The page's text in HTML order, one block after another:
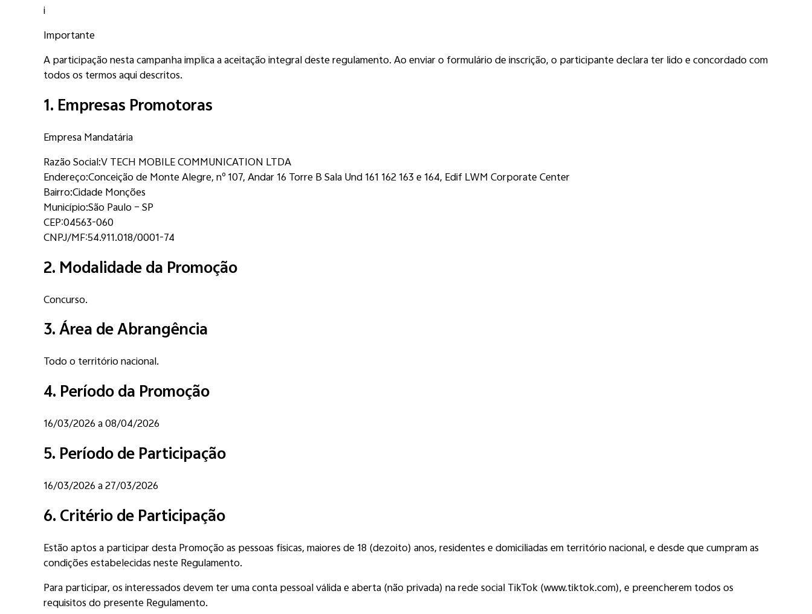
Filtro "Desafio JOVI Y31", @jovi.brasil e #JOVIY31Challenge
3
Inscreva-se
Preencha o formulário com seus dados e o link do vídeo
4
Aguarde o resultado
As 5 melhores histórias serão notificadas por e-mail e SMS
i
Importante
A participação nesta campanha implica a aceitação integral deste regulamento. Ao enviar o formulário de inscrição, o participante declara ter lido e concordado com
todos os termos aqui descritos.
1. Empresas Promotoras
Empresa Mandatária
Razão Social:V TECH MOBILE COMMUNICATION LTDA
Endereço:Conceição de Monte Alegre, nº 107, Andar 16 Torre B Sala Und 161 162 163 e 164, Edif LWM Corporate Center
Bairro:Cidade Monções
Município:São Paulo – SP
CEP:04563-060
CNPJ/MF:54.911.018/0001-74
2. Modalidade da Promoção
Concurso.
3. Área de Abrangência
Todo o território nacional.
4. Período da Promoção
16/03/2026a08/04/2026
5. Período de Participação
16/03/2026a27/03/2026
6. Critério de Participação
Estão aptos a participar desta Promoção as pessoas físicas, maiores de 18 (dezoito) anos, residentes e domiciliadas em território nacional, e desde que cumpram as
condições estabelecidas neste Regulamento.
Para participar, os interessados devem ter uma conta pessoal válida e aberta (não privada) na rede social TikTok (www.tiktok.com), e preencherem todos os
requisitos do presente Regulamento.